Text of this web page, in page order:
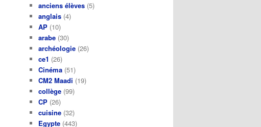
anciens élèves (5)
anglais (4)
AP (10)
arabe (30)
archéologie (26)
ce1 (26)
Cinéma (51)
CM2 Maadi (19)
collège (99)
CP (26)
cuisine (32)
Egypte (443)